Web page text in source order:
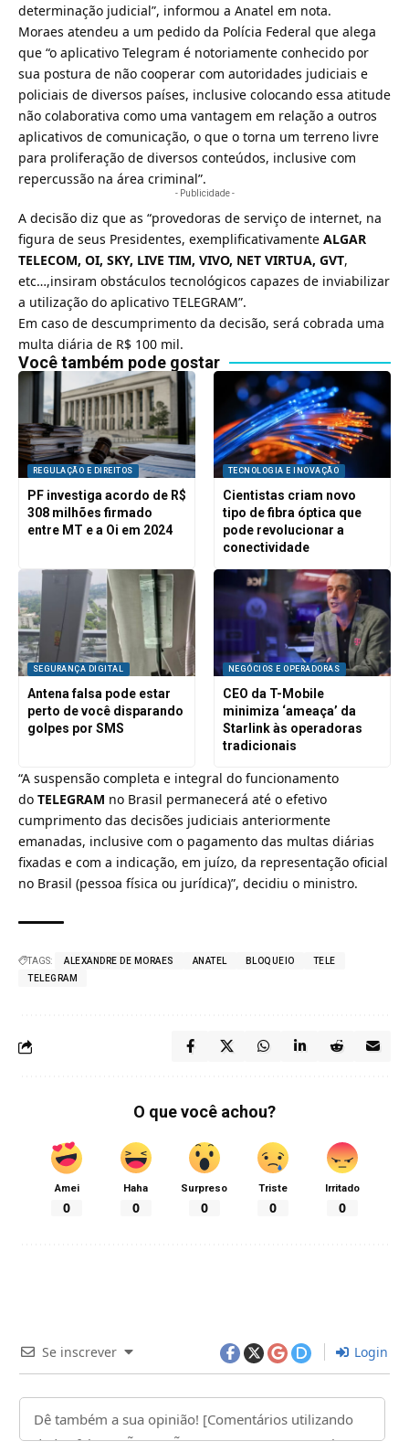
determinação judicial”, informou a Anatel em nota.
Moraes atendeu a um pedido da Polícia Federal que alega
que “o aplicativo Telegram é notoriamente conhecido por
sua postura de não cooperar com autoridades judiciais e
policiais de diversos países, inclusive colocando essa atitude
não colaborativa como uma vantagem em relação a outros
aplicativos de comunicação, o que o torna um terreno livre
para proliferação de diversos conteúdos, inclusive com
repercussão na área criminal”.
- Publicidade -
A decisão diz que as “provedoras de serviço de internet, na
figura de seus Presidentes, exemplificativamente ALGAR
TELECOM, OI, SKY, LIVE TIM, VIVO, NET VIRTUA, GVT,
etc…,insiram obstáculos tecnológicos capazes de inviabilizar
a utilização do aplicativo TELEGRAM”.
Em caso de descumprimento da decisão, será cobrada uma
multa diária de R$ 100 mil.
Você também pode gostar
REGULAÇÃO E DIREITOS
PF investiga acordo de R$
308 milhões firmado
entre MT e a Oi em 2024
TECNOLOGIA E INOVAÇÃO
Cientistas criam novo
tipo de fibra óptica que
pode revolucionar a
conectividade
SEGURANÇA DIGITAL
Antena falsa pode estar
perto de você disparando
golpes por SMS
NEGÓCIOS E OPERADORAS
CEO da T-Mobile
minimiza ‘ameaça’ da
Starlink às operadoras
tradicionais
“A suspensão completa e integral do funcionamento
do TELEGRAM no Brasil permanecerá até o efetivo
cumprimento das decisões judiciais anteriormente
emanadas, inclusive com o pagamento das multas diárias
fixadas e com a indicação, em juízo, da representação oficial
no Brasil (pessoa física ou jurídica)”, decidiu o ministro.
TAGS: ALEXANDRE DE MORAES ANATEL BLOQUEIO
TELE
TELEGRAM
O que você achou?
Amei
0
Haha
0
Surpreso
0
Triste
0
Irritado
0
Se inscrever Login